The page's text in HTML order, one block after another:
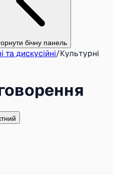
бічну панель
та дискусійні/Культурні